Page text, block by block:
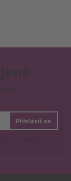
Přihlásit se